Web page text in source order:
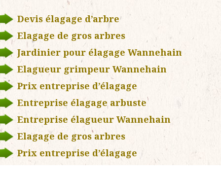
Devis élagage d’arbre
Elagage de gros arbres
Jardinier pour élagage Wannehain
Elagueur grimpeur Wannehain
Prix entreprise d’élagage
Entreprise élagage arbuste
Entreprise élagueur Wannehain
Elagage de gros arbres
Prix entreprise d’élagage